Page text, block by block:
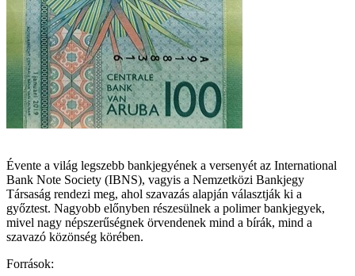
Évente a világ legszebb bankjegyének a versenyét az International
Bank Note Society (IBNS), vagyis a Nemzetközi Bankjegy
Társaság rendezi meg, ahol szavazás alapján választják ki a
győztest. Nagyobb előnyben részesülnek a polimer bankjegyek,
mivel nagy népszerűségnek örvendenek mind a bírák, mind a
szavazó közönség körében.
Források: